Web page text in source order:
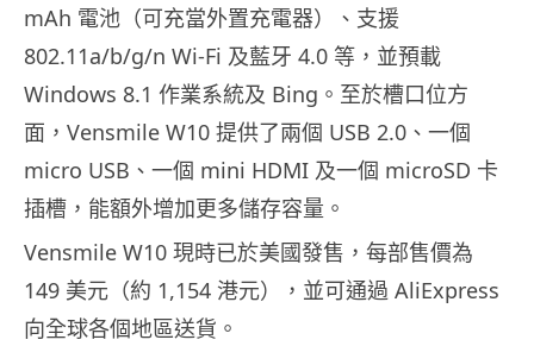
mAh 電池（可充當外置充電器）、支援
802.11a/b/g/n Wi-Fi 及藍牙 4.0 等，並預載
Windows 8.1 作業系統及 Bing。至於槽口位方
面，Vensmile W10 提供了兩個 USB 2.0、一個
micro USB、一個 mini HDMI 及一個 microSD 卡
插槽，能額外增加更多儲存容量。
Vensmile W10 現時已於美國發售，每部售價為
149 美元（約 1,154 港元），並可通過 AliExpress
向全球各個地區送貨。